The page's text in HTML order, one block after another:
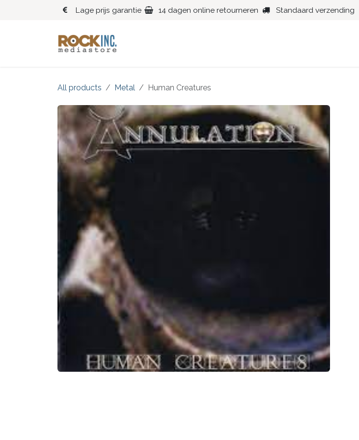
Overslaan naar inhoud
Lage prijs garantie 14 dagen online retourneren Standaard verzending
All products Metal Human Creatures